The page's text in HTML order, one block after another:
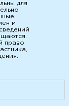
для
и
право